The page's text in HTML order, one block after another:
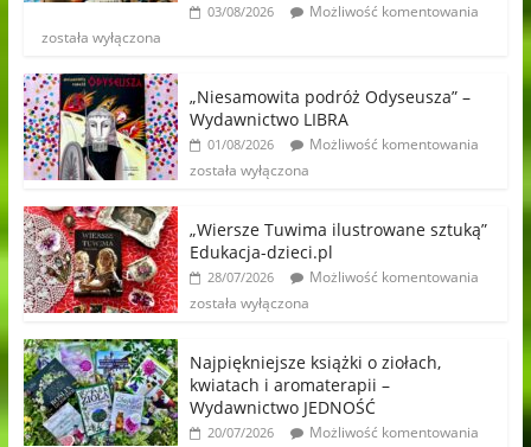
03/08/2026
Możliwość komentowania
została wyłączona
„Niesamowita podróż Odyseusza” –
Wydawnictwo LIBRA
01/08/2026
Możliwość komentowania
została wyłączona
„Wiersze Tuwima ilustrowane sztuką”
Edukacja-dzieci.pl
28/07/2026
Możliwość komentowania
została wyłączona
Najpiękniejsze książki o ziołach,
kwiatach i aromaterapii –
Wydawnictwo JEDNOŚĆ
20/07/2026
Możliwość komentowania